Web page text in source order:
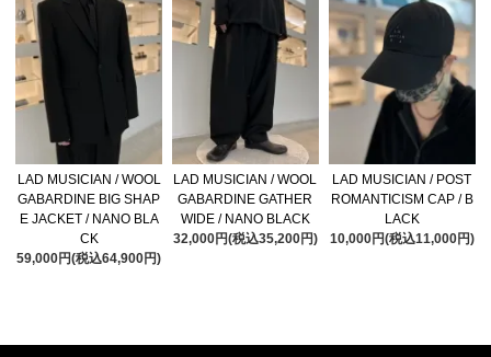
LAD MUSICIAN / WOOL
GABARDINE BIG SHAP
E JACKET / NANO BLA
CK
59,000円(税込64,900円)
LAD MUSICIAN / WOOL
GABARDINE GATHER
WIDE / NANO BLACK
32,000円(税込35,200円)
LAD MUSICIAN / POST
ROMANTICISM CAP / B
LACK
10,000円(税込11,000円)